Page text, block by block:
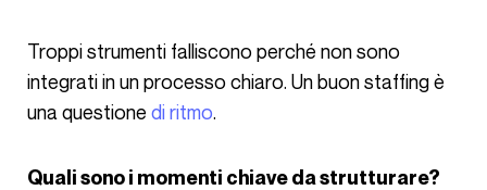
Troppi strumenti falliscono perché non sono
integrati in un processo chiaro. Un buon staffing è
una questione di ritmo.
Quali sono i momenti chiave da strutturare?